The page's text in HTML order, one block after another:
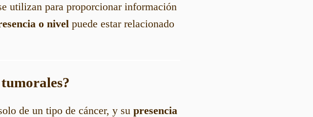
utilizan para proporcionar información
o nivel puede estar relacionado
de un tipo de cáncer, y su presencia